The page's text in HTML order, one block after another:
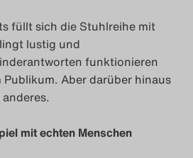
füllt sich die Stuhlreihe mit
lustig und
funktionieren
Publikum. Aber darüber hinaus
mit echten Menschen